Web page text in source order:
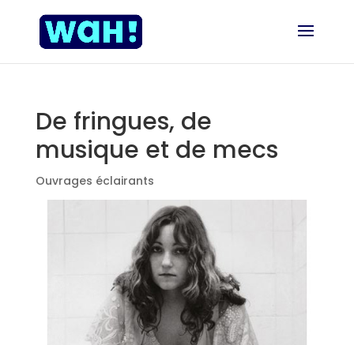
De fringues, de
musique et de mecs
Ouvrages éclairants